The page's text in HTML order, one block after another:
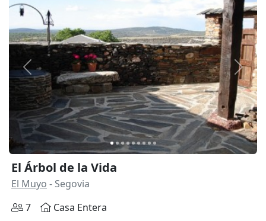
Anterior
El Árbol de la Vida
El Muyo - Segovia
7
Casa Entera